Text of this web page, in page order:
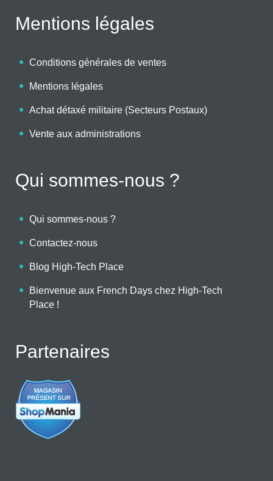
Mentions légales
Conditions générales de ventes
Mentions légales
Achat détaxé militaire (Secteurs Postaux)
Vente aux administrations
Qui sommes-nous ?
Qui sommes-nous ?
Contactez-nous
Blog High-Tech Place
Bienvenue aux French Days chez High-Tech
Place !
Partenaires